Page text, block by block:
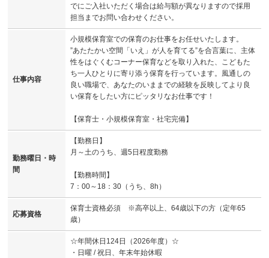
でにご入社いただく場合は給与額が異なりますので採用
担当までお問い合わせください。
仕事内容
小規模保育室での保育のお仕事をお任せいたします。
”あたたかい空間「いえ」が人を育てる”を合言葉に、主体
性をはぐくむコーナー保育などを取り入れた、こどもた
ち一人ひとりに寄り添う保育を行っています。風通しの
良い職場で、あなたのいままでの経験を反映してより良
い保育をしたい方にピッタリなお仕事です！
【保育士・小規模保育室・社宅完備】
勤務曜日・時
間
【勤務日】
月～土のうち、週5日程度勤務
【勤務時間】
7：00～18：30（うち、8h）
応募資格
保育士資格必須 ※高卒以上、64歳以下の方（定年65
歳）
☆年間休日124日（2026年度）☆
・日曜 / 祝日、年末年始休暇